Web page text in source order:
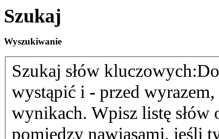
Szukaj
Wyszukiwanie
Szukaj słów kluczowych:
wystąpić i - przed
wynikach. Wpisz listę
pomiędzy nawiasami, jeśli